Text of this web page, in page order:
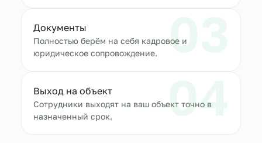
03
Документы
Полностью берём на себя кадровое и
юридическое сопровождение.
04
Выход на объект
Сотрудники выходят на ваш объект точно в
назначенный срок.